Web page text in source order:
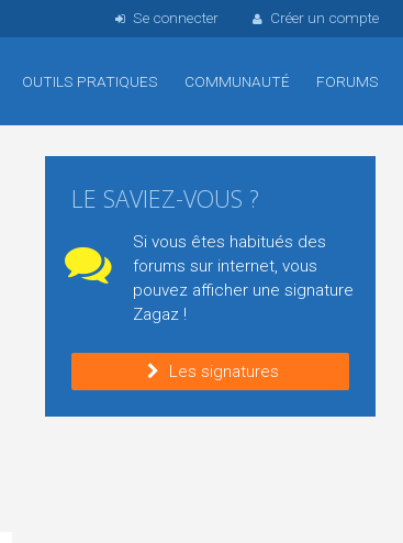
Se connecter Créer un compte
OUTILS PRATIQUES COMMUNAUTÉ FORUMS
LE SAVIEZ-VOUS ?
Si vous êtes habitués des
forums sur internet, vous
pouvez afficher une signature
Zagaz !
Les signatures